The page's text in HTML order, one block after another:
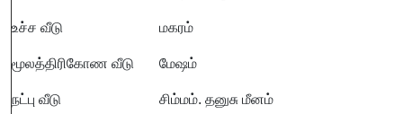
உச்ச வீடு மகரம்
மூலத்திரிகோண வீடு மேஷம்
நட்பு வீடு சிம்மம். தனுசு மீனம்